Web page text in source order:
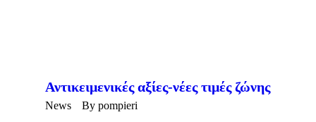
Αντικειμενικές αξίες-νέες τιμές ζώνης
News By pompieri